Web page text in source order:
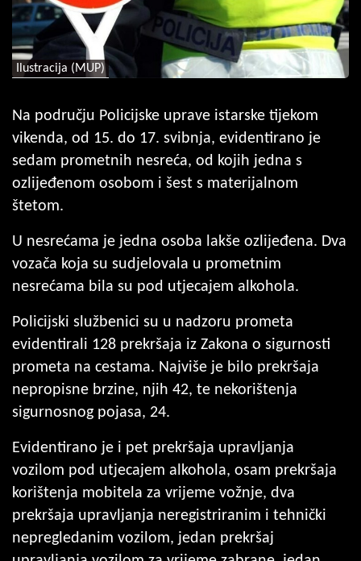
Ilustracija (MUP)
Na području Policijske uprave istarske tijekom
vikenda, od 15. do 17. svibnja, evidentirano je
sedam prometnih nesreća, od kojih jedna s
ozlijeđenom osobom i šest s materijalnom
štetom.
U nesrećama je jedna osoba lakše ozlijeđena. Dva
vozača koja su sudjelovala u prometnim
nesrećama bila su pod utjecajem alkohola.
Policijski službenici su u nadzoru prometa
evidentirali 128 prekršaja iz Zakona o sigurnosti
prometa na cestama. Najviše je bilo prekršaja
nepropisne brzine, njih 42, te nekorištenja
sigurnosnog pojasa, 24.
Evidentirano je i pet prekršaja upravljanja
vozilom pod utjecajem alkohola, osam prekršaja
korištenja mobitela za vrijeme vožnje, dva
prekršaja upravljanja neregistriranim i tehnički
nepregledanim vozilom, jedan prekršaj